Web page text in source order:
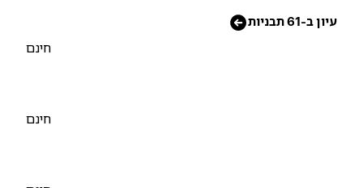
ב-61 תבניות